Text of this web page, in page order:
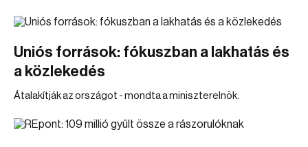
Uniós források: fókuszban a lakhatás és
a közlekedés
Átalakítják az országot - mondta a miniszterelnök.